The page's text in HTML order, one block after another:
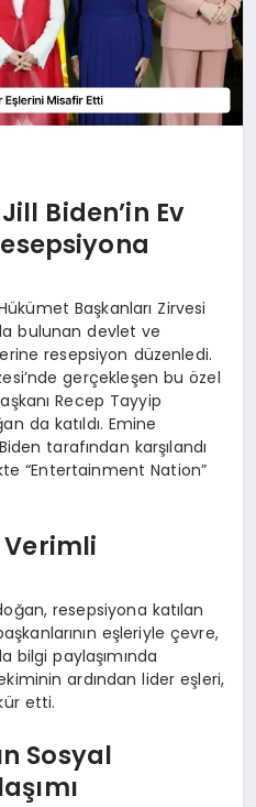
Biden’in Ev
Başkanları Zirvesi
bulunan devlet ve
resepsiyon düzenledi.
gerçekleşen bu özel
Recep Tayyip
da katıldı. Emine
tarafından karşılandı
“Entertainment Nation”
Verimli
resepsiyona katılan
eşleriyle çevre,
bilgi paylaşımında
ardından lider eşleri,
etti.
Sosyal